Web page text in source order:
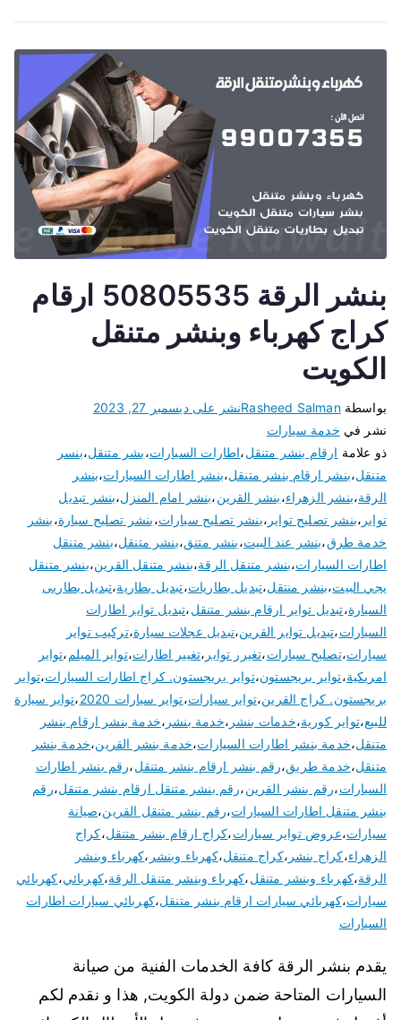
بنشر الرقة 50805535 ارقام
كراج كهرباء وبنشر متنقل
الكويت
بواسطةRasheed Salmanنشر علىديسمبر 27, 2023
نشر في خدمة سيارات
ذو علامة ارقام بنشر متنقل،اطارات السيارات،بشر متنقل،بنسر
متنقل،بنشر ارقام بنشر متنقل،بنشر اطارات السيارات،بنشر
الرقة،بنشر الزهراء،بنشر القرين،بنشر امام المنزل،بنشر تبديل
تواير ،بنشر تصليح تواير ،بنشر تصليح سيارات،بنشر تصليح سيارة،بنشر
خدمة طرق،بنشر عند البيت،بنشر متنق،بنشر متنقل،بنشر متنقل
اطارات السيارات،بنشر متنقل الرقة،بنشر متنقل القرين،بنشر متنقل
يجي البيت،بنشر منتقل،تبديل بطاريات،تبديل بطارية،تبديل بطاريى
السيارة،تبديل تواير ارقام بنشر متنقل،تبديل تواير اطارات
السيارات،تبديل تواير القرين،تبديل عجلات سيارة،تركيب تواير
سيارات،تصليح سيارات،تغيرر تواير ،تغيير اطارات،تواير الميلم ،تواير
امريكية،تواير بريجستون،تواير بريجستون. كراج اطارات السيارات،تواير
بريجستون. كراج القرين،تواير سيارات،تواير سيارات 2020 ،تواير سيارة
للبيع،تواير كورية،خدمات بنشر ،خدمة بنشر ،خدمة بنشر ارقام بنشر
متنقل،خدمة بنشر اطارات السيارات،خدمة بنشر القرين،خدمة بنشر
متنقل،خدمة طريق،رقم بنشر ارقام بنشر متنقل،رقم بنشر اطارات
السيارات،رقم بنشر القرين،رقم بنشر متنقل ارقام بنشر متنقل،رقم
بنشر متنقل اطارات السيارات،رقم بنشر متنقل القرين،صيانة
سيارات،عروض تواير سيارات،كراج ارقام بنشر متنقل،كراج
الزهراء،كراج بنشر ،كراج متنقل،كهرباء وبنشر ،كهرباء وبنشر
الرقة،كهرباء وبنشر متنقل،كهرباء وبنشر متنقل الرقة،كهربائي،كهربائي
سيارات،كهربائي سيارات ارقام بنشر متنقل،كهربائي سيارات اطارات
السيارات
يقدم بنشر الرقة كافة الخدمات الفنية من صيانة
السيارات المتاحة ضمن دولة الكويت, هذا و نقدم لكم